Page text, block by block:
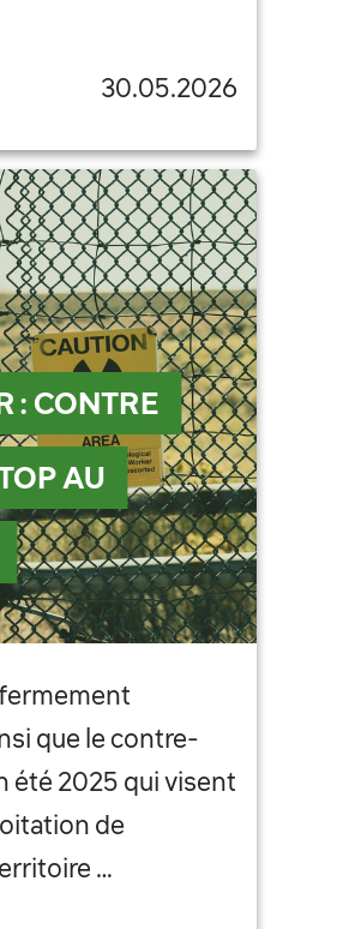
30.05.2026
: CONTRE
AU
que le contre-
été 2025 qui visent
de
…